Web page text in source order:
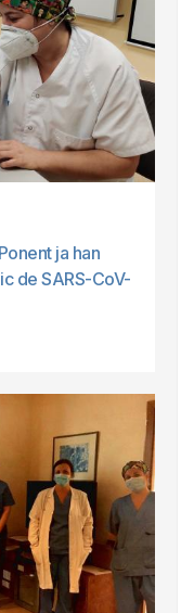
ja han
de SARS-CoV-